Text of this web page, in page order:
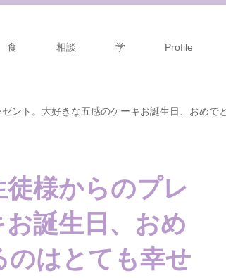
食 相談 学 Profile
ント。 大好きな五感のケーキ お誕生日、おめで
感と 第六感を使います #五感 #バースディケーキ
(Instagram)
徒様からのプレ
お誕生日、おめ
は とても幸せ